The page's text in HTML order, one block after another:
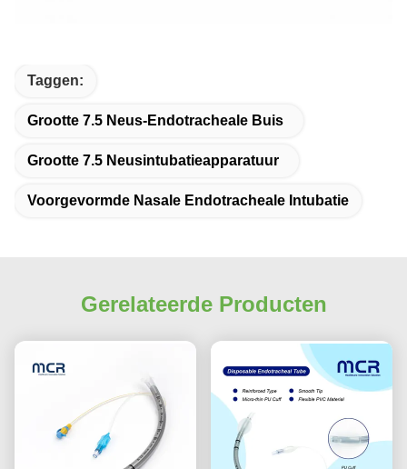
Taggen:
Grootte 7.5 Neus-Endotracheale Buis
Grootte 7.5 Neusintubatieapparatuur
Voorgevormde Nasale Endotracheale Intubatie
Gerelateerde Producten